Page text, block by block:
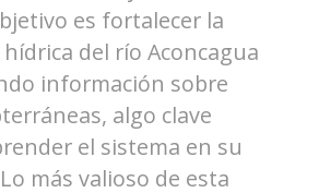
es fortalecer la
del río Aconcagua
información sobre
algo clave
el sistema en su
más valioso de esta